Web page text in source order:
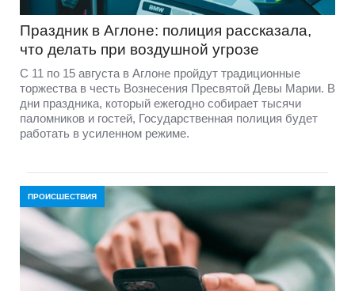
Праздник в Аглоне: полиция рассказала,
что делать при воздушной угрозе
С 11 по 15 августа в Аглоне пройдут традиционные
торжества в честь Вознесения Пресвятой Девы Марии. В
дни праздника, который ежегодно собирает тысячи
паломников и гостей, Государственная полиция будет
работать в усиленном режиме.
ПРОИСШЕСТВИЯ